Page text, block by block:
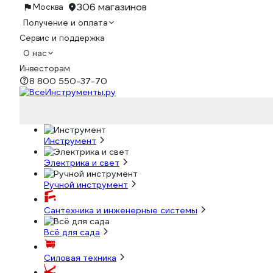
Москва 306 магазинов
Получение и оплата
Сервис и поддержка
О нас
Инвесторам
8 800 550-37-70
Инструмент
Электрика и свет
Ручной инструмент
Сантехника и инженерные системы
Всё для сада
Силовая техника